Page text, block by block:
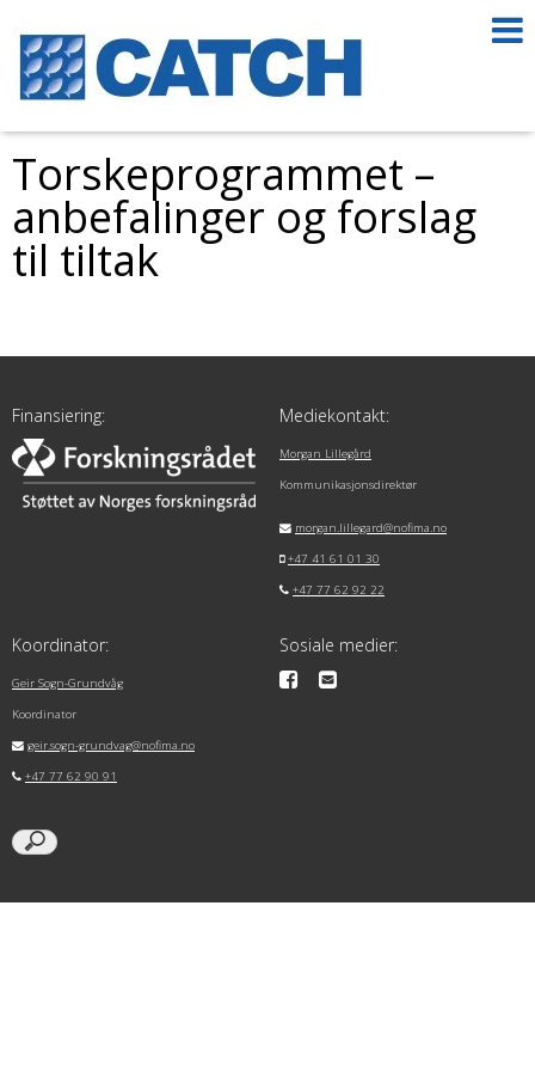
Torskeprogrammet –
anbefalinger og forslag
til tiltak
Finansiering: Mediekontakt:
Morgan Lillegård
Kommunikasjonsdirektør
morgan.lillegard@nofima.no
+47 41 61 01 30
+47 77 62 92 22
Koordinator:
Geir Sogn-Grundvåg
Koordinator
geir.sogn-grundvag@nofima.no
+47 77 62 90 91
Sosiale medier: